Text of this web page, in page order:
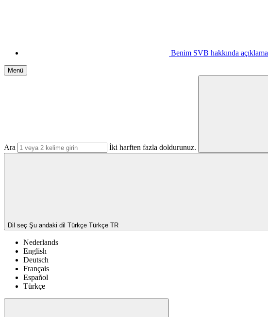
Benim SVB hakkında açıklama
Menü
Ara İki harften fazla doldurunuz.
Dil seç Şu andaki dil Türkçe Türkçe TR
Nederlands
English
Deutsch
Français
Español
Türkçe